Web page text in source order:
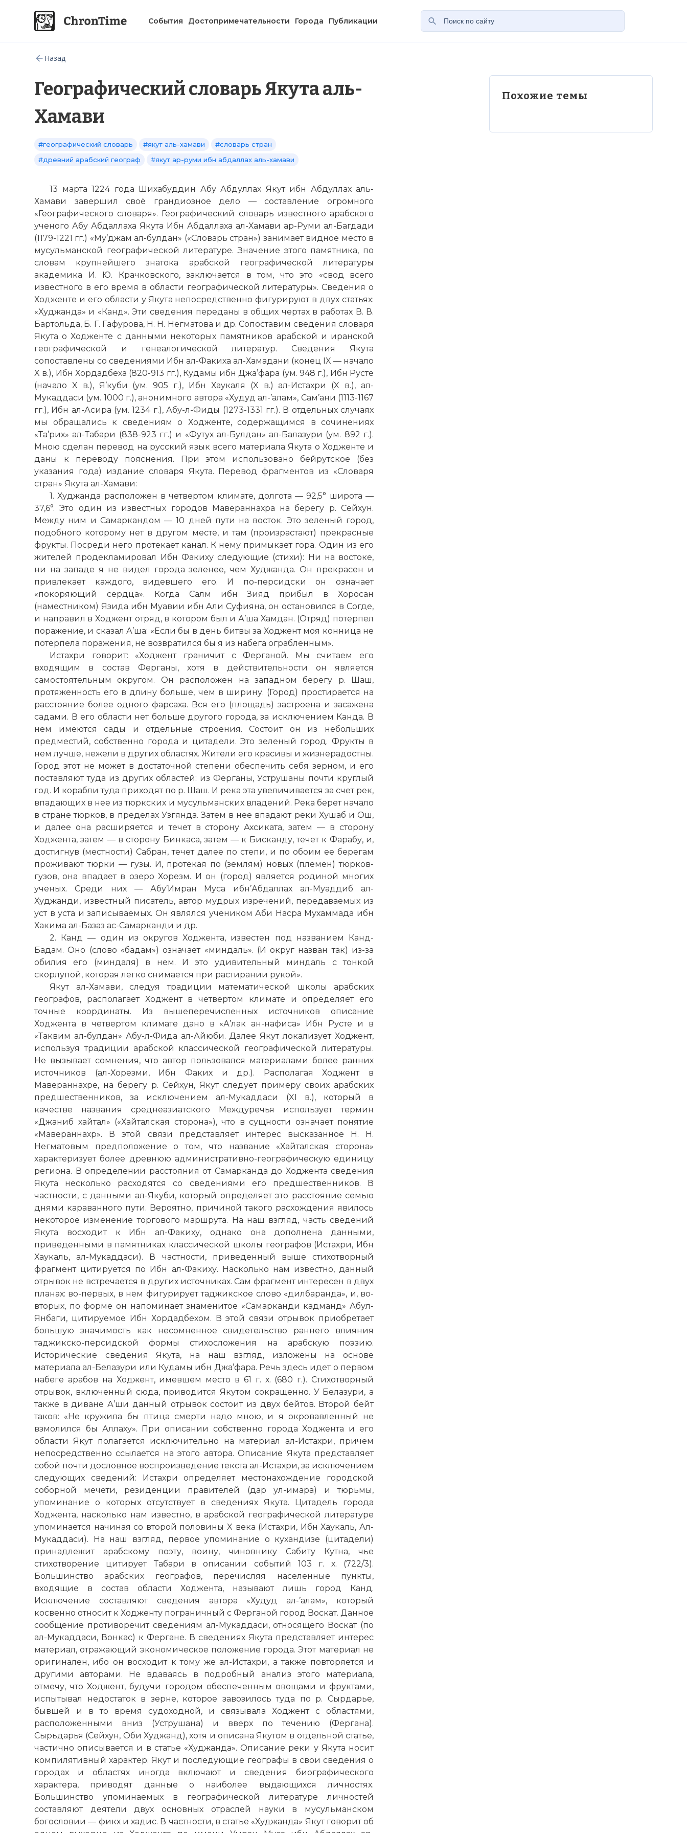
События Достопримечательности Города Публикации
Назад
Географический словарь Якута аль-
Хамави
#географический словарь #якут аль-хамави
#словарь стран
#древний арабский географ
#якут ар-руми ибн абдаллах аль-хамави
13 марта 1224 года Шихабуддин Абу Абдуллах Якут ибн Абдуллах аль-
Хамави завершил своё грандиозное дело — составление огромного
«Географического словаря». Географический словарь известного арабского
ученого Абу Абдаллаха Якута Ибн Абдаллаха ал-Хамави ар-Руми ал-Багдади
(1179-1221 гг.) «Му’джам ал-булдан» («Словарь стран») занимает видное место в
мусульманской географической литературе. Значение этого памятника, по
словам крупнейшего знатока арабской географической литературы
академика И. Ю. Крачковского, заключается в том, что это «свод всего
известного в его время в области географической литературы». Сведения о
Ходженте и его области у Якута непосредственно фигурируют в двух статьях:
«Худжанда» и «Канд». Эти сведения переданы в общих чертах в работах В. В.
Бартольда, Б. Г. Гафурова, Н. Н. Негматова и др. Сопоставим сведения словаря
Якута о Ходженте с данными некоторых памятников арабской и иранской
географической и генеалогической литератур. Сведения Якута
сопоставлены со сведениями Ибн ал-Факиха ал-Хамадани (конец IX — начало
X в.), Ибн Хордадбеха (820-913 гг.), Кудамы ибн Джа’фара (ум. 948 г.), Ибн Русте
(начало X в.), Я’куби (ум. 905 г.), Ибн Хаукаля (X в.) ал-Истахри (X в.), ал-
Мукаддаси (ум. 1000 г.), анонимного автора «Худуд ал-’алам», Сам’ани (1113-1167
гг.), Ибн ал-Асира (ум. 1234 г.), Абу-л-Фиды (1273-1331 гг.). В отдельных случаях
мы обращались к сведениям о Ходженте, содержащимся в сочинениях
«Та’рих» ал-Табари (838-923 гг.) и «Футух ал-Булдан» ал-Балазури (ум. 892 г.).
Мною сделан перевод на русский язык всего материала Якута о Ходженте и
даны к переводу пояснения. При этом использовано бейрутское (без
указания года) издание словаря Якута. Перевод фрагментов из «Словаря
стран» Якута ал-Хамави:
1. Худжанда расположен в четвертом климате, долгота — 92,5° широта —
37,6°. Это один из известных городов Мавераннахра на берегу р. Сейхун.
Между ним и Самаркандом — 10 дней пути на восток. Это зеленый город,
подобного которому нет в другом месте, и там (произрастают) прекрасные
фрукты. Посреди него протекает канал. К нему примыкает гора. Один из его
жителей продекламировал Ибн Факиху следующие (стихи): Ни на востоке,
ни на западе я не видел города зеленее, чем Худжанда. Он прекрасен и
привлекает каждого, видевшего его. И по-персидски он означает
«покоряющий сердца». Когда Салм ибн Зияд прибыл в Хоросан
(наместником) Язида ибн Муавии ибн Али Суфияна, он остановился в Согде,
и направил в Ходжент отряд, в котором был и А’ша Хамдан. (Отряд) потерпел
поражение, и сказал А’ша: «Если бы в день битвы за Ходжент моя конница не
потерпела поражения, не возвратился бы я из набега ограбленным».
Истахри говорит: «Ходжент граничит с Ферганой. Мы считаем его
входящим в состав Ферганы, хотя в действительности он является
самостоятельным округом. Он расположен на западном берегу р. Шаш,
протяженность его в длину больше, чем в ширину. (Город) простирается на
расстояние более одного фарсаха. Вся его (площадь) застроена и засажена
садами. В его области нет больше другого города, за исключением Канда. В
нем имеются сады и отдельные строения. Состоит он из небольших
предместий, собственно города и цитадели. Это зеленый город. Фрукты в
нем лучше, нежели в других областях. Жители его красивы и жизнерадостны.
Город этот не может в достаточной степени обеспечить себя зерном, и его
поставляют туда из других областей: из Ферганы, Уструшаны почти круглый
год. И корабли туда приходят по р. Шаш. И река эта увеличивается за счет рек,
впадающих в нее из тюркских и мусульманских владений. Река берет начало
в стране тюрков, в пределах Узгянда. Затем в нее впадают реки Хушаб и Ош,
и далее она расширяется и течет в сторону Ахсиката, затем — в сторону
Ходжента, затем — в сторону Бинкаса, затем — к Бисканду, течет к Фарабу, и,
достигнув (местности) Сабран, течет далее по степи, и по обоим ее берегам
проживают тюрки — гузы. И, протекая по (землям) новых (племен) тюрков-
гузов, она впадает в озеро Хорезм. И он (город) является родиной многих
ученых. Среди них — Абу’Имран Муса ибн’Абдаллах ал-Муаддиб ал-
Худжанди, известный писатель, автор мудрых изречений, передаваемых из
уст в уста и записываемых. Он являлся учеником Аби Насра Мухаммада ибн
Хакима ал-Базаз ас-Самарканди и др.
2. Канд — один из округов Ходжента, известен под названием Канд-
Бадам. Оно (слово «бадам») означает «миндаль». (И округ назван так) из-за
обилия его (миндаля) в нем. И это удивительный миндаль с тонкой
скорлупой, которая легко снимается при растирании рукой».
Якут ал-Хамави, следуя традиции математической школы арабских
географов, располагает Ходжент в четвертом климате и определяет его
точные координаты. Из вышеперечисленных источников описание
Ходжента в четвертом климате дано в «А’лак ан-нафиса» Ибн Русте и в
«Таквим ал-булдан» Абу-л-Фида ал-Айюби. Далее Якут локализует Ходжент,
используя традиции арабской классической географической литературы.
Не вызывает сомнения, что автор пользовался материалами более ранних
источников (ал-Хорезми, Ибн Факих и др.). Располагая Ходжент в
Мавераннахре, на берегу р. Сейхун, Якут следует примеру своих арабских
предшественников, за исключением ал-Мукаддаси (XI в.), который в
качестве названия среднеазиатского Междуречья использует термин
«Джаниб хайтал» («Хайталская сторона»), что в сущности означает понятие
«Мавераннахр». В этой связи представляет интерес высказанное Н. Н.
Негматовым предположение о том, что название «Хайталская сторона»
характеризует более древнюю административно-географическую единицу
региона. В определении расстояния от Самарканда до Ходжента сведения
Якута несколько расходятся со сведениями его предшественников. В
частности, с данными ал-Якуби, который определяет это расстояние семью
днями караванного пути. Вероятно, причиной такого расхождения явилось
некоторое изменение торгового маршрута. На наш взгляд, часть сведений
Якута восходит к Ибн ал-Факиху, однако она дополнена данными,
приведенными в памятниках классической школы географов (Истахри, Ибн
Хаукаль, ал-Мукаддаси). В частности, приведенный выше стихотворный
фрагмент цитируется по Ибн ал-Факиху. Насколько нам известно, данный
отрывок не встречается в других источниках. Сам фрагмент интересен в двух
планах: во-первых, в нем фигурирует таджикское слово «дилбаранда», и, во-
вторых, по форме он напоминает знаменитое «Самарканди кадманд» Абул-
Янбаги, цитируемое Ибн Хордадбехом. В этой связи отрывок приобретает
большую значимость как несомненное свидетельство раннего влияния
таджикско-персидской формы стихосложения на арабскую поэзию.
Исторические сведения Якута, на наш взгляд, изложены на основе
материала ал-Белазури или Кудамы ибн Джа’фара. Речь здесь идет о первом
набеге арабов на Ходжент, имевшем место в 61 г. х. (680 г.). Стихотворный
отрывок, включенный сюда, приводится Якутом сокращенно. У Белазури, а
также в диване А’ши данный отрывок состоит из двух бейтов. Второй бейт
таков: «Не кружила бы птица смерти надо мною, и я окровавленный не
взмолился бы Аллаху». При описании собственно города Ходжента и его
области Якут полагается исключительно на материал ал-Истахри, причем
непосредственно ссылается на этого автора. Описание Якута представляет
собой почти дословное воспроизведение текста ал-Истахри, за исключением
следующих сведений: Истахри определяет местонахождение городской
соборной мечети, резиденции правителей (дар ул-имара) и тюрьмы,
упоминание о которых отсутствует в сведениях Якута. Цитадель города
Ходжента, насколько нам известно, в арабской географической литературе
упоминается начиная со второй половины X века (Истахри, Ибн Хаукаль, Ал-
Мукаддаси). На наш взгляд, первое упоминание о кухандизе (цитадели)
принадлежит арабскому поэту, воину, чиновнику Сабиту Кутна, чье
стихотворение цитирует Табари в описании событий 103 г. х. (722/3).
Большинство арабских географов, перечисляя населенные пункты,
входящие в состав области Ходжента, называют лишь город Канд.
Исключение составляют сведения автора «Худуд ал-’алам», который
косвенно относит к Ходженту пограничный с Ферганой город Воскат. Данное
сообщение противоречит сведениям ал-Мукаддаси, относящего Воскат (по
ал-Мукаддаси, Вонкас) к Фергане. В сведениях Якута представляет интерес
материал, отражающий экономическое положение города. Этот материал не
оригинален, ибо он восходит к тому же ал-Истахри, а также повторяется и
другими авторами. Не вдаваясь в подробный анализ этого материала,
отмечу, что Ходжент, будучи городом обеспеченным овощами и фруктами,
испытывал недостаток в зерне, которое завозилось туда по р. Сырдарье,
бывшей и в то время судоходной, и связывала Ходжент с областями,
расположенными вниз (Уструшана) и вверх по течению (Фергана).
Сырьдарья (Сейхун, Оби Худжанд), хотя и описана Якутом в отдельной статье,
частично описывается и в статье «Худжанда». Описание реки у Якута носит
компилятивный характер. Якут и последующие географы в свои сведения о
городах и областях иногда включают и сведения биографического
характера, приводят данные о наиболее выдающихся личностях.
Большинство упоминаемых в географической литературе личностей
составляют деятели двух основных отраслей науки в мусульманском
богословии — фикх и хадис. В частности, в статье «Худжанда» Якут говорит об
Похожие темы